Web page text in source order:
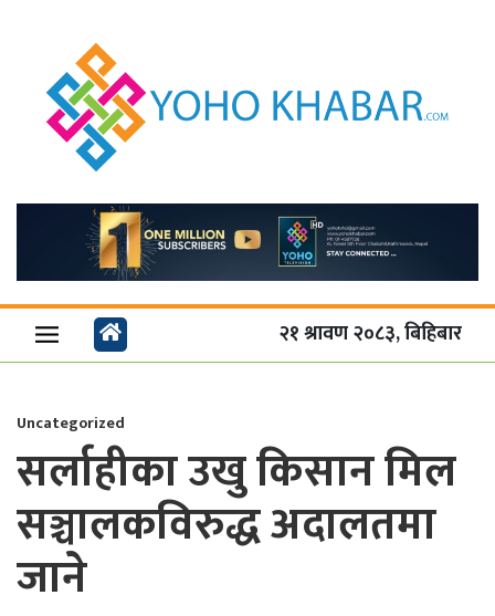
२१ श्रावण २०८३, बिहिबार
Uncategorized
सर्लाहीका उखु किसान मिल
सञ्चालकविरुद्ध अदालतमा
जाने